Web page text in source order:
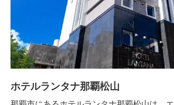
ホテルランタナ那覇松山